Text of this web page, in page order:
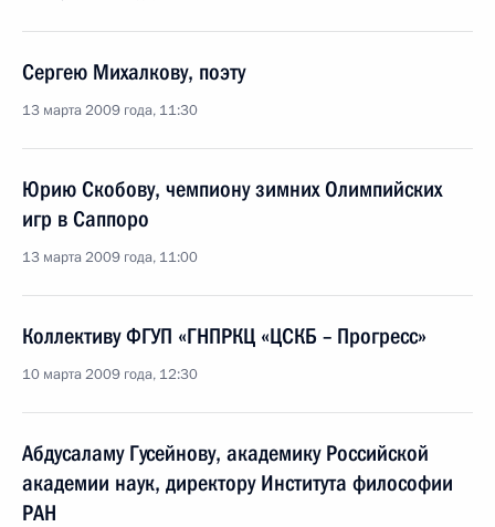
Сергею Михалкову, поэту
13 марта 2009 года, 11:30
Юрию Скобову, чемпиону зимних Олимпийских
игр в Саппоро
13 марта 2009 года, 11:00
Коллективу ФГУП «ГНПРКЦ «ЦСКБ – Прогресс»
10 марта 2009 года, 12:30
Абдусаламу Гусейнову, академику Российской
академии наук, директору Института философии
РАН